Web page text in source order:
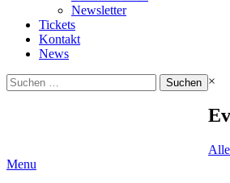
Newsletter
Tickets
Kontakt
News
Suchen
nach:
×
Menu